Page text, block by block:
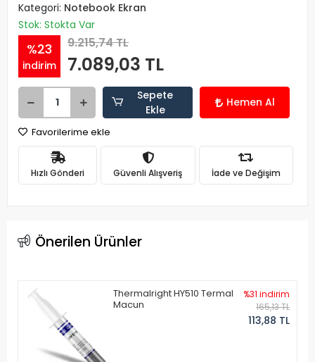
Kategori: Notebook Ekran
Stok: Stokta Var
%23
indirim
9.215,74 TL
7.089,03 TL
Sepete
Ekle
Hemen Al
Favorilerime ekle
Hızlı Gönderi Güvenli Alışveriş İade ve Değişim
Önerilen Ürünler
Thermalright HY510 Termal
Macun
%31 indirim
165,13 TL
113,88 TL